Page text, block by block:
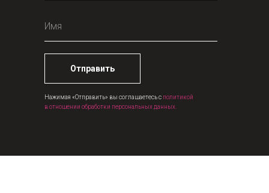
Отправить
Нажимая «Отправить» вы соглашаетесь с политикой
в отношении обработки персональных данных.